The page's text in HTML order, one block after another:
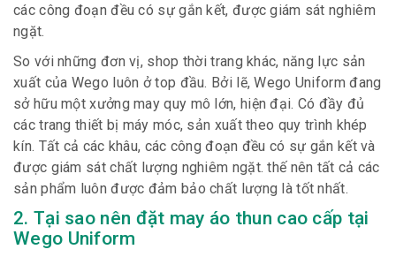
các công đoạn đều có sự gắn kết, được giám sát nghiêm
ngặt.
So với những đơn vị, shop thời trang khác, năng lực sản
xuất của Wego luôn ở top đầu. Bởi lẽ, Wego Uniform đang
sở hữu một xưởng may quy mô lớn, hiện đại. Có đầy đủ
các trang thiết bị máy móc, sản xuất theo quy trình khép
kín. Tất cả các khâu, các công đoạn đều có sự gắn kết và
được giám sát chất lượng nghiêm ngặt. thế nên tất cả các
sản phẩm luôn được đảm bảo chất lượng là tốt nhất.
2. Tại sao nên đặt may áo thun cao cấp tại
Wego Uniform